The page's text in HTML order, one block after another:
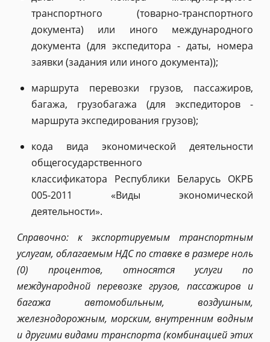
транспортного (товарно-транспортного
документа) или иного международного
документа (для экспедитора - даты, номера
заявки (задания или иного документа));
маршрута перевозки грузов, пассажиров,
багажа, грузобагажа (для экспедиторов -
маршрута экспедирования грузов);
кода вида экономической деятельности
общегосударственного
классификатора Республики Беларусь ОКРБ
005-2011 «Виды экономической
деятельности».
Справочно: к экспортируемым транспортным
услугам, облагаемым НДС по ставке в размере ноль
(0) процентов, относятся услуги по
международной перевозке грузов, пассажиров и
багажа автомобильным, воздушным,
железнодорожным, морским, внутренним водным
и другими видами транспорта (комбинацией этих